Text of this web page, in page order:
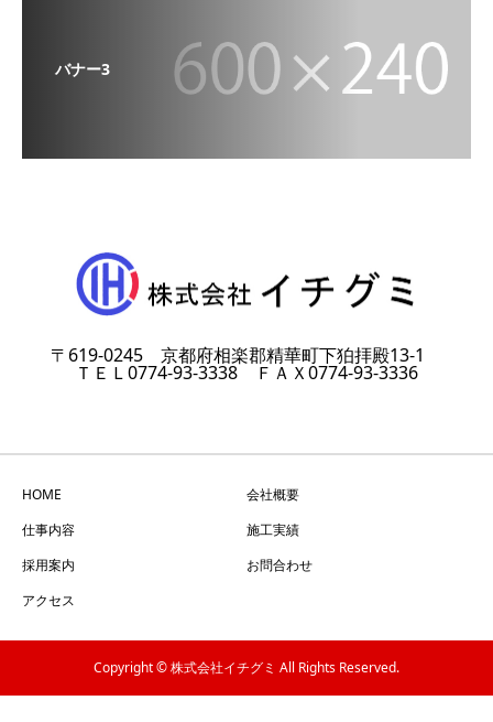
バナー3
〒619-0245 京都府相楽郡精華町下狛拝殿13-1
ＴＥＬ0774-93-3338 ＦＡＸ0774-93-3336
HOME
会社概要
仕事内容
施工実績
採用案内
お問合わせ
アクセス
Copyright © 株式会社イチグミ All Rights Reserved.